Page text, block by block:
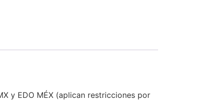
y EDO MÉX (aplican restricciones por